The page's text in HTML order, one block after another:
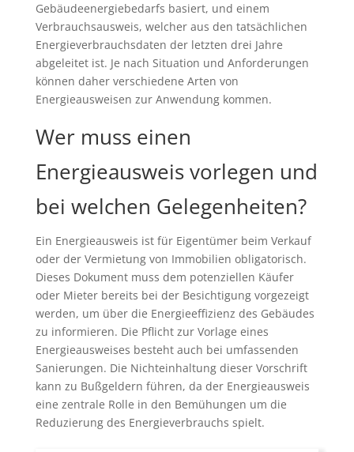
Gebäudeenergiebedarfs basiert, und einem
Verbrauchsausweis, welcher aus den tatsächlichen
Energieverbrauchsdaten der letzten drei Jahre
abgeleitet ist. Je nach Situation und Anforderungen
können daher verschiedene Arten von
Energieausweisen zur Anwendung kommen.
Wer muss einen
Energieausweis vorlegen und
bei welchen Gelegenheiten?
Ein Energieausweis ist für Eigentümer beim Verkauf
oder der Vermietung von Immobilien obligatorisch.
Dieses Dokument muss dem potenziellen Käufer
oder Mieter bereits bei der Besichtigung vorgezeigt
werden, um über die Energieeffizienz des Gebäudes
zu informieren. Die Pflicht zur Vorlage eines
Energieausweises besteht auch bei umfassenden
Sanierungen. Die Nichteinhaltung dieser Vorschrift
kann zu Bußgeldern führen, da der Energieausweis
eine zentrale Rolle in den Bemühungen um die
Reduzierung des Energieverbrauchs spielt.